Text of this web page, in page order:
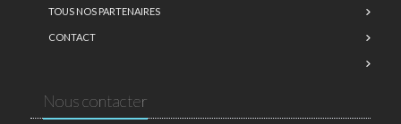
TOUS NOS PARTENAIRES
CONTACT
Nous contacter